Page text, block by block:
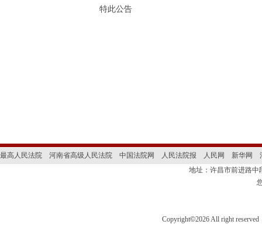
特此公告
最高人民法院 河南省高级人民法院 中国法院网 人民法院报 人民网 新华网
地址：许昌市前进路
Copyright©2026 All right